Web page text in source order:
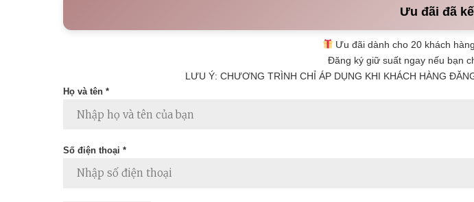
Ưu đãi đã
Ưu đãi dành cho 20 khách
Đăng ký giữ suất ngay nếu bạn
LƯU Ý: CHƯƠNG TRÌNH CHỈ ÁP DỤNG KHI KHÁCH HÀNG
Họ và tên *
Số điện thoại *